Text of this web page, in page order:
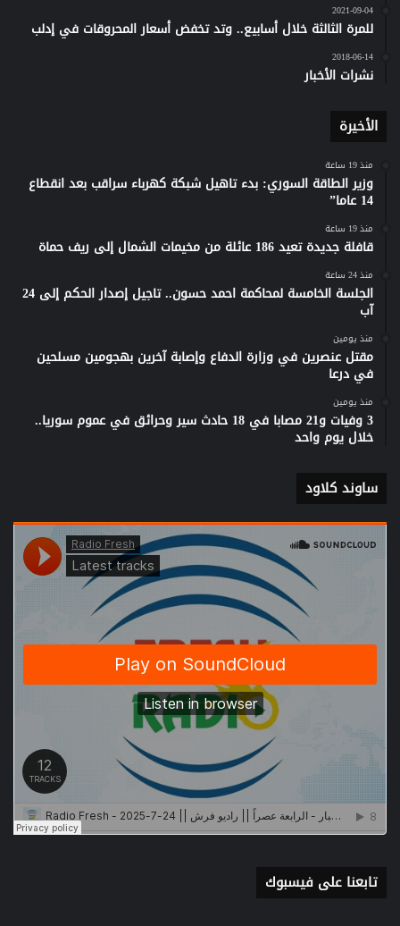
2021-09-04
للمرة الثالثة خلال أسابيع.. وتد تخفض أسعار المحروقات في إدلب
2018-06-14
نشرات الأخبار
الأخيرة
منذ 19 ساعة
وزير الطاقة السوري: بدء تاهيل شبكة كهرباء سراقب بعد انقطاع
14 عاما”
منذ 19 ساعة
قافلة جديدة تعيد 186 عائلة من مخيمات الشمال إلى ريف حماة
منذ 24 ساعة
الجلسة الخامسة لمحاكمة احمد حسون.. تاجيل إصدار الحكم إلى 24
آب
منذ يومين
مقتل عنصرين في وزارة الدفاع وإصابة آخرين بهجومين مسلحين
في درعا
منذ يومين
3 وفيات و21 مصابا في 18 حادث سير وحرائق في عموم سوريا..
خلال يوم واحد
ساوند كلاود
تابعنا على فيسبوك